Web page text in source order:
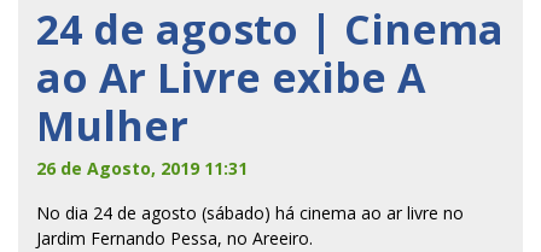
24 de agosto | Cinema
ao Ar Livre exibe A
Mulher
26 de Agosto, 2019 11:31
No dia 24 de agosto (sábado) há cinema ao ar livre no
Jardim Fernando Pessa, no Areeiro.